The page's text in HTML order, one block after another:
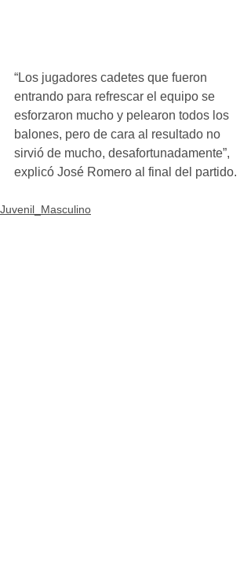
“Los jugadores cadetes que fueron
entrando para refrescar el equipo se
esforzaron mucho y pelearon todos los
balones, pero de cara al resultado no
sirvió de mucho, desafortunadamente”,
explicó José Romero al final del partido.
Juvenil_Masculino